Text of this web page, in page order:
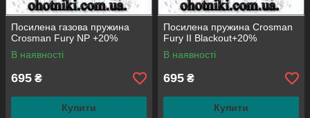
Посилена газова пружина
Crosman Fury NP +20%
В наявності
695 ₴
Купити
Посилена пружина Crosman
Fury II Blackout+20%
В наявності
695 ₴
Купити